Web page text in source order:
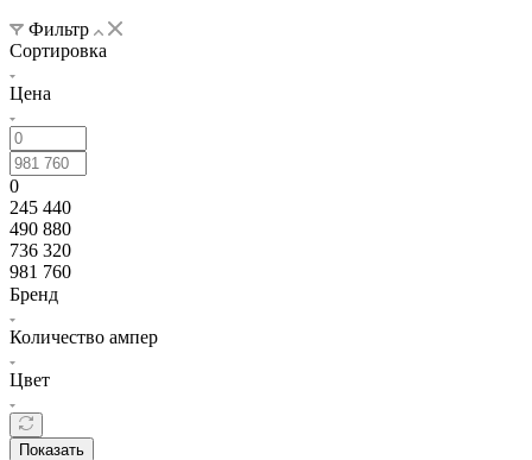
Фильтр
Сортировка
Цена
0
245 440
490 880
736 320
981 760
Бренд
Количество ампер
Цвет
Показать